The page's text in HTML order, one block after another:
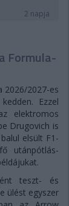
2 napja
Formula-
2026/2027-es
Ezzel
elektromos
Drugovich is
elsült F1-
utánpótlás-
teszt- és
ülést egyszer